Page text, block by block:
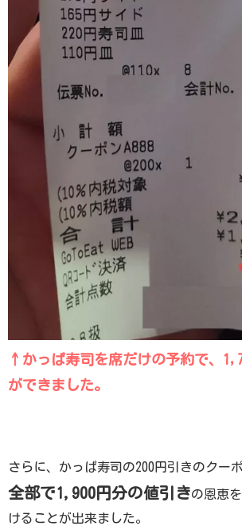
↑かっぱ寿司を席だけの予約で、
ができました。
さらに、かっぱ寿司の200円引きのクー
全部で1,900円分の値引きの恩恵
けることが出来ました。